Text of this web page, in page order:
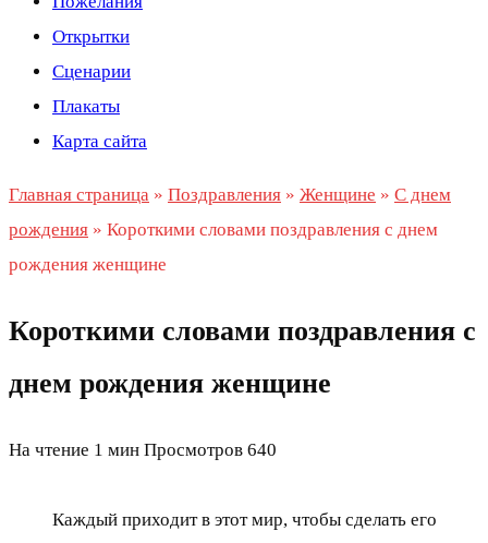
Открытки
Сценарии
Плакаты
Карта сайта
Главная страница » Поздравления » Женщине » С днем
рождения » Короткими словами поздравления с днем
рождения женщине
Короткими словами поздравления с
днем рождения женщине
На чтение 1 мин Просмотров 640
Каждый приходит в этот мир, чтобы сделать его